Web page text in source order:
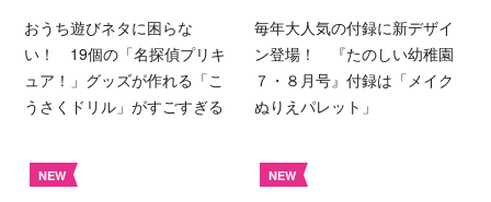
おうち遊びネタに困らな
い！ 19個の「名探偵プリキ
ュア！」グッズが作れる「こ
うさくドリル」がすごすぎる
毎年大人気の付録に新デザイ
ン登場！ 『たのしい幼稚園
７・８月号』付録は「メイク
ぬりえパレット」
NEW NEW